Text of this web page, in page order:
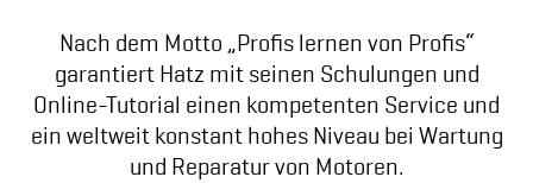
Nach dem Motto „Profis lernen von Profis“
garantiert Hatz mit seinen Schulungen und
Online-Tutorial einen kompetenten Service und
ein weltweit konstant hohes Niveau bei Wartung
und Reparatur von Motoren.